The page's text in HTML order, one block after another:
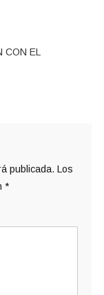
EL
publicada. Los
*